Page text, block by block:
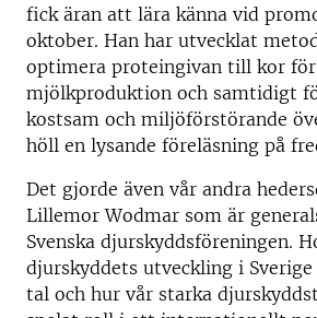
fick äran att lära känna vid
oktober. Han har utvecklat
optimera proteingivan till kor
mjölkproduktion och samtidigt
kostsam och miljöförstörande
höll en lysande föreläsning på
Det gjorde även vår andra
Lillemor Wodmar som är
Svenska djurskyddsföreningen.
djurskyddets utveckling i
tal och hur vår starka